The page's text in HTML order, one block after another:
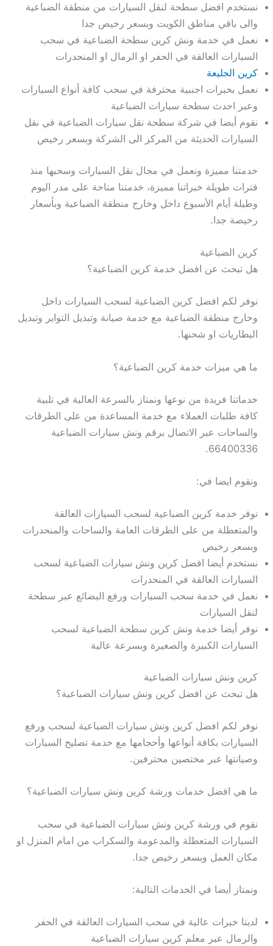
نستخدم افضل سطحة لنقل السيارات من منطقة الضباعية
والى باقي مناطق الكويت وبسعر رخيص جدا
نعمل في خدمة ونش كرين سطحة الضباعية في سحب
السيارات العالقة في الحفر او الرمال او المنحدرات
كرين الجليعة
نعمل بخبرات اجنبية محترفة في سحب كافة أنواع السيارات
وعبر احدث سطحة سيارات الضباعية
نقوم أيضا في شركة سطحة نقل سيارات الضباعية في نقل
السيارات الحديثة من المركز الى الشركة وبسعر رخيص
خدمتنا مميزة ونعمل في مجال نقل السيارات وسحبها منذ
فترات طويلة خبراتنا مميزة، خدمتنا متاحة على مدر اليوم
وطيلة أيام الأسبوع داخل وخارج منطقة الضباعية وبأسعار
رخيصة جدا.
كرين الضباعية
هل تبحث عن افضل خدمة كرين الضباعية؟
نوفر لكم افضل كرين الضباعية لسحب السيارات داخل
وخارج منطقة الضباعية مع خدمة صيانة وتبديل التواير وتبديل
البطاريات او شحنها.
ما هي ميزات خدمة كرين الضباعية؟
خدماتنا فريدة من نوعها ونمتاز بالسرعة العالية في تلبية
كافة طلبات العملاء مع خدمة المساعدة من على الطرقات
والساحات عبر الاتصال برقم ونش سيارات الضباعية
66400336.
ونقوم ايضا في:
نوفر خدمة كرين الضباعية لسحب السيارات العالقة
والمتعطلة من على الطرقات العامة والساحات والمنحدرات
وبسعر رخيص
نستخدم أيضا افضل كرين ونش سيارات الضباعية لسحب
السيارات العالقة في المنحدرات
نعمل في خدمة سحب السيارات ورفع البضائع عبر سطحة
لنقل السيارات
نوفر أيضا خدمة ونش كرين سطحة الضباعية لسحب
السيارات الكبيرة والصغيرة وبسرعة عالية
كرين ونش سيارات الضباعية
هل تبحث عن افضل كرين ونش سيارات الضباعية؟
نوفر لكم افضل كرين ونش سيارات الضباعية لسحب ورفع
السيارات بكافة أنواعها وأحجامها مع خدمة تصليح السيارات
وصيانتها عبر مختصين محترفين.
ما هي افضل خدمات ورشة كرين ونش سيارات الضباعية؟
نقوم في ورشة كرين ونش سيارات الضباعية في سحب
السيارات المتعطلة والمدعومة والسكراب من امام المنزل او
مكان العمل وبسعر رخيص جدا.
ونمتاز أيضا في الخدمات التالية:
لدينا خبرات عالية في سحب السيارات العالقة في الحفر
والرمال عبر معلم كرين سيارات الضباعية